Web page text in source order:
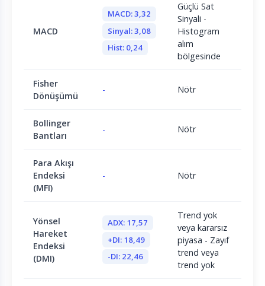
MACD
MACD: 3,32
Sinyal: 3,08
Hist: 0,24
Güçlü Sat
Sinyali -
Histogram
alım
bölgesinde
Fisher
Dönüşümü
- Nötr
Bollinger
Bantları
- Nötr
Para Akışı
Endeksi
(MFI)
- Nötr
Yönsel
Hareket
Endeksi
(DMI)
ADX: 17,57
+DI: 18,49
-DI: 22,46
Trend yok
veya kararsız
piyasa - Zayıf
trend veya
trend yok